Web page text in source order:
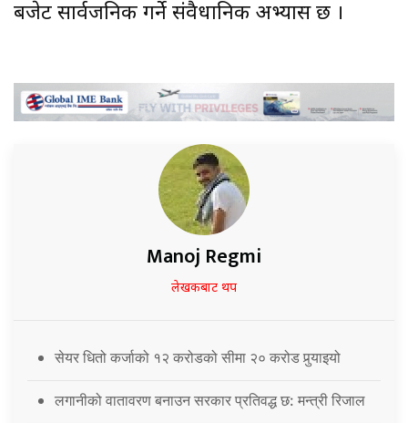
बजेट सार्वजनिक गर्ने संवैधानिक अभ्यास छ ।
Manoj Regmi
लेखकबाट थप
सेयर धितो कर्जाको १२ करोडको सीमा २० करोड पुर्‍याइयो
लगानीको वातावरण बनाउन सरकार प्रतिवद्ध छ: मन्त्री रिजाल